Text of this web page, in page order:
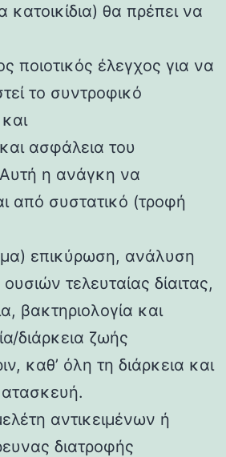
κατοικίδια) θα πρέπει να
ποιοτικός έλεγχος για να
το συντροφικό
ασφάλεια του
Αυτή η ανάγκη να
από συστατικό (τροφή
επικύρωση, ανάλυση
τελευταίας δίαιτας,
βακτηριολογία και
διάρκεια ζωής
καθ’ όλη τη διάρκεια και
αντικειμένων ή
διατροφής